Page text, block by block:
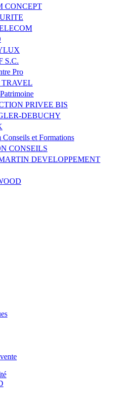
CONCEPT
S.C.
Pro
TRAVEL
PRIVEE BIS
DEBUCHY
Conseils et Formations
CONSEILS
DEVELOPPEMENT